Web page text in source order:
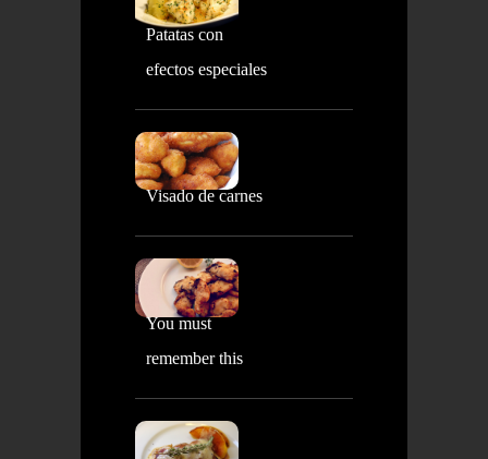
Patatas con
efectos especiales
Visado de carnes
You must
remember this